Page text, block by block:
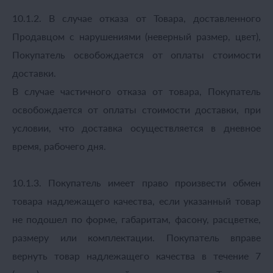
10.1.2. В случае отказа от Товара, доставленного
Продавцом с нарушениями (неверный размер, цвет),
Покупатель освобождается от оплаты стоимости
доставки.
В случае частичного отказа от товара, Покупатель
освобождается от оплаты стоимости доставки, при
условии, что доставка осуществляется в дневное
время, рабочего дня.
10.1.3. Покупатель имеет право произвести обмен
товара надлежащего качества, если указанный товар
не подошел по форме, габаритам, фасону, расцветке,
размеру или комплектации. Покупатель вправе
вернуть товар надлежащего качества в течение 7